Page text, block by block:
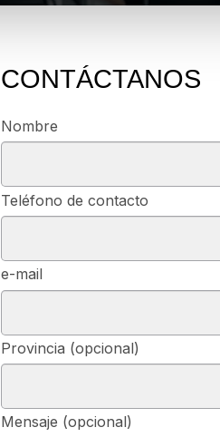
CONTÁCTANOS
Nombre
Teléfono de contacto
e-mail
Provincia (opcional)
Mensaje (opcional)